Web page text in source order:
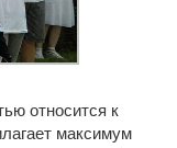
относится к
максимум